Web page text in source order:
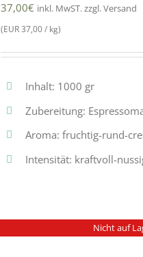
37,00€ inkl. MwST. zzgl. Versand
(EUR 37,00 / kg)
Inhalt: 1000 gr
Zubereitung:
Aroma: fruchtig-rund-
Intensität: kraftvoll-
Nicht auf